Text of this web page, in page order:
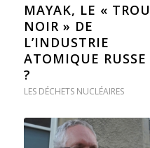
MAYAK, LE « TROU
NOIR » DE
L’INDUSTRIE
ATOMIQUE RUSSE
?
LES DÉCHETS NUCLÉAIRES